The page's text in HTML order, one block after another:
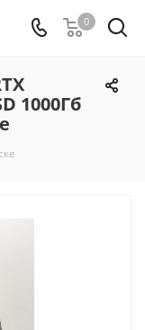
0
1000Гб